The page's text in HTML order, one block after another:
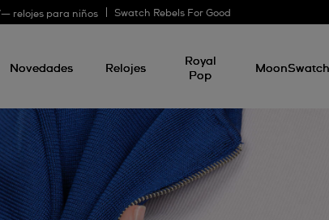
— relojes para niños Swatch Rebels For Good
Novedades Relojes
Royal
Pop
MoonSwatch